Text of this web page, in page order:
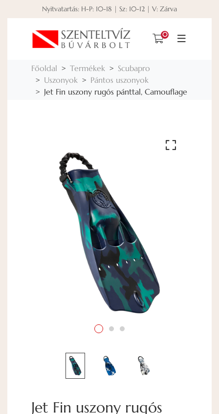
Nyitvatartás: H-P: 10-18 | Sz: 10-12 | V: Zárva
0
Főoldal Termékek
Scubapro
Uszonyok
Pántos uszonyok
Jet Fin uszony rugós pánttal, Camouflage
Jet Fin uszony rugós